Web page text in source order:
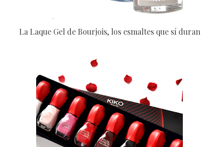
La Laque Gel de Bourjois, los esmaltes que sí duran